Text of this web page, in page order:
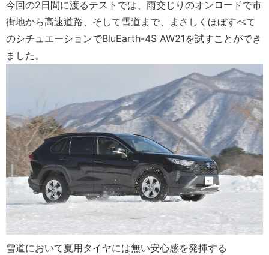
今回の2日間に渡るテストでは、雨交じりのオンロードで市
街地から高速道路、そして雪道まで、まさしくほぼすべて
のシチュエーションでBluEarth-4S AW21を試すことができ
ました。
雪道において夏用タイヤには無い安心感を発揮する